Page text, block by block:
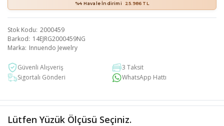
%4 Havale İndirimi 25.986 TL
Stok Kodu 2000459
Barkod 14EJRG2000459NG
Marka Innuendo Jewelry
Güvenli Alışveriş
3 Taksit
Sigortalı Gönderi
WhatsApp Hattı
Lütfen Yüzük Ölçüsü Seçiniz.